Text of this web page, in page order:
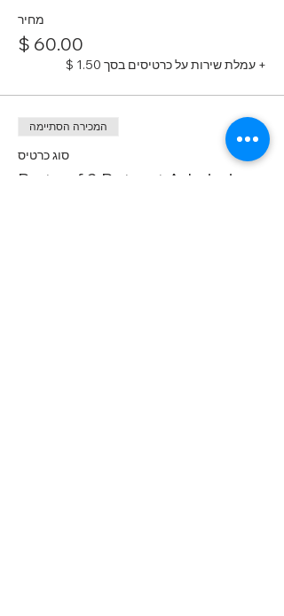
מחיר
+ עמלת שירות על כרטיסים בסך ‏1.50 ‏$
המכירה הסתיימה
סוג כרטיס
Party of 2 Retreat Admission